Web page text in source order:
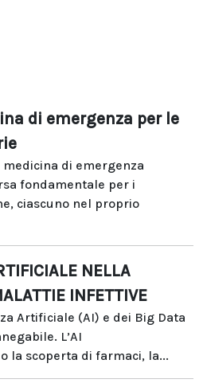
di emergenza per le
di emergenza
fondamentale per i
ciascuno nel proprio
NELLA
INFETTIVE
Artificiale (AI) e dei Big Data
L’AI
la scoperta di farmaci, la...